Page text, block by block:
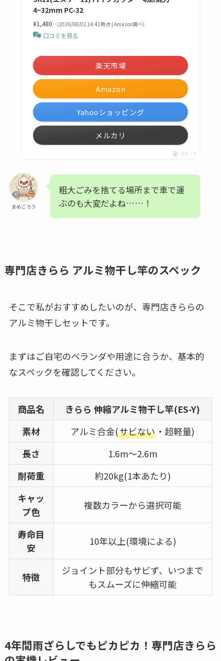
4~32mm PC-32
¥1,480 （2026/08/02 14:41時点 | Amazon調べ）
口コミを見る
Amazon
楽天市場
Yahooショッピング
メルカリ
ポチップ
まめごろう
粗大ごみを捨てる場所まで車で運
ぶのも大変だよね……！
専門店きらら アルミ物干し竿のスペック
そこで私がおすすめしたいのが、専門店きららの
アルミ物干しセットです。
まずはご自宅のベランダや用途に合うか、基本的
なスペックを確認してください。
商品名
きらら 伸縮アルミ物干し竿(ES-Y)
素材
アルミ合金(サビない ・超軽量)
長さ
1.6m～2.6m
耐荷重
約20kg(1本あたり)
キャッ
プ色
複数カラーから選択可能
寿命目
安
10年以上(環境による)
特徴
ジョイント部分もサビず、いつまで
もスムーズに伸縮可能
4年間雨ざらしでもピカピカ！専門店きらら